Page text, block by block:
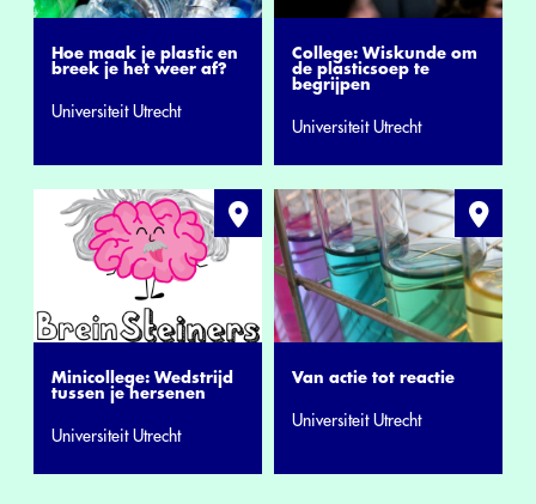
Hoe maak je plastic en
breek je het weer af?
Universiteit Utrecht
College: Wiskunde om
de plasticsoep te
begrijpen
Universiteit Utrecht
Minicollege: Wedstrijd
tussen je hersenen
Universiteit Utrecht
Van actie tot reactie
Universiteit Utrecht